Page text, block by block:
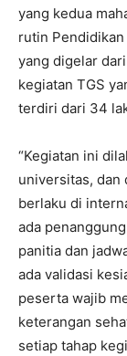
yang kedua
rutin Pendidikan
yang digelar
kegiatan TGS
terdiri dari 34
“Kegiatan ini
universitas, dan
berlaku di
ada
panitia dan
ada validasi
peserta wajib
keterangan
setiap tahap